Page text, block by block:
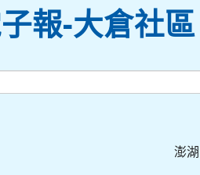
報-大倉社區
澎